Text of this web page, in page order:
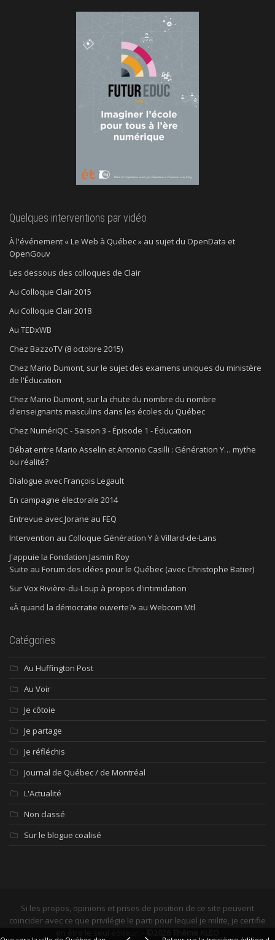
Quelques interventions par vidéo
À l'événement « Le Web à Québec » au sujet du OpenData et
OpenGouv
Les dessous des colloques de Clair
Au Colloque Clair 2015
Au Colloque Clair 2018
Au TEDxWB
Chez BazzoTV (8 octobre 2015)
Chez Mario Dumont, sur le sujet des examens uniques du ministère
de l'Éducation
Chez Mario Dumont, sur la chute du nombre du nombre
d'enseignants masculins dans les écoles du Québec
Chez NumériQC - Saison 3 - Épisode 1 - Éducation
Débat entre Mario Asselin et Antonio Casilli : Génération Y… mythe
ou réalité?
Dialogue avec François Legault
En campagne électorale 2014
Entrevue avec Jorane au FEQ
Intervention au Colloque Génération Y à Villard-de-Lans
J'appuie la Fondation Jasmin Roy
Suite au Forum des idées pour le Québec (avec Christophe Batier)
Sur Vox Rivière-du-Loup à propos d'intimidation
«À quand la démocratie ouverte?» au Webcom Mtl
Catégories
Au Huffington Post
Au Voir
Je côtoie
Je partage
Je réfléchis
Journal de Québec / de Montréal
L'Actualité
Non classé
Sur le blogue coalisé
Si les propos, opinions et prises de position de ce site peuvent
coïncider avec ce que privilégie le parti pour lequel je milite, je certifie